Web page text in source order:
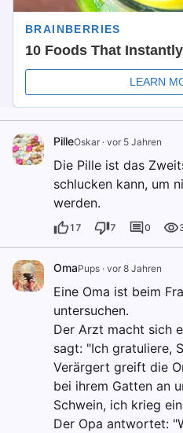
PilleOskar · vor 5 Jahren
Die Pille ist das
schlucken kann, um
werden.
17 7 0
OmaPups · vor 8 Jahren
Eine Oma ist beim
untersuchen.
Der Arzt macht sich
sagt: "Ich gratuliere,
Verärgert greift die
bei ihrem Gatten an
Schwein, ich krieg
Der Opa antwortet: